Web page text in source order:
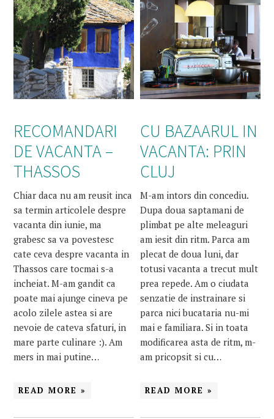
RECOMANDARI
DE VACANTA –
THASSOS
Chiar daca nu am reusit inca
sa termin articolele despre
vacanta din iunie, ma
grabesc sa va povestesc
cate ceva despre vacanta in
Thassos care tocmai s-a
incheiat. M-am gandit ca
poate mai ajunge cineva pe
acolo zilele astea si are
nevoie de cateva sfaturi, in
mare parte culinare :). Am
mers in mai putine…
READ MORE »
CU BAZAARUL IN
VACANTA: PRIN
CLUJ
M-am intors din concediu.
Dupa doua saptamani de
plimbat pe alte meleaguri
am iesit din ritm. Parca am
plecat de doua luni, dar
totusi vacanta a trecut mult
prea repede. Am o ciudata
senzatie de instrainare si
parca nici bucataria nu-mi
mai e familiara. Si in toata
modificarea asta de ritm, m-
am pricopsit si cu…
READ MORE »